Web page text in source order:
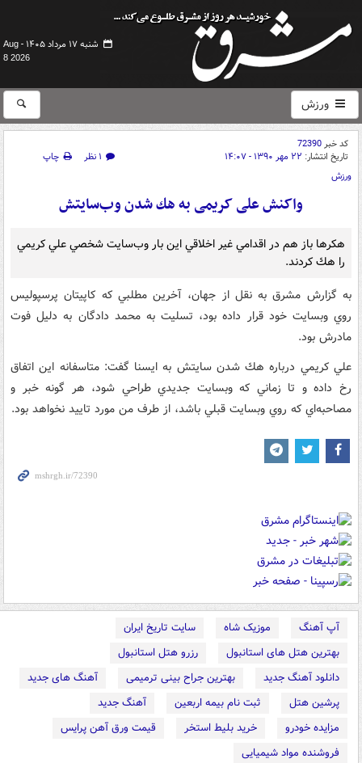
شنبه ۱۷ مرداد ۱۴۰۵ -
Aug
8 2026
ورزش
کد خبر72390
تاریخ انتشار: ۲۲ مهر ۱۳۹۰ - ۱۴:۰۷ ۱ نظر
چاپ
ورزش
واکنش علی کریمی به هك شدن وب‌سايتش
هكرها باز هم در اقدامي غير اخلاقي اين بار وب‌سايت شخصي علي كريمي
را هك كردند.
به گزارش مشرق به نقل از جهان، آخرين مطلبي كه كاپيتان پرسپوليس
روي وبسايت خود قرار داده بود، تسليت به محمد دادگان به دليل فوت
مادرش بود.
علي كريمي درباره هك شدن سايتش به ايسنا گفت: متاسفانه اين اتفاق
رخ داده و تا زماني كه وبسايت جديدي طراحي شود، هر گونه خبر و
مصاحبه‌اي كه روي وبسايت قبلي باشد، از طرف من مورد تاييد نخواهد بود.
آپ آهنگ موزیک شاه
سایت تاریخ ایران
بهترین هتل های استانبول
رزرو هتل استانبول
دانلود آهنگ جدید
بهترین جراح بینی ترمیمی
آهنگ های جدید
پرشین هتل
ثبت نام بیمه اربعین
آهنگ جدید
مزایده خودرو
خرید بلیط استخر
قیمت ورق آهن پرایس
فروشنده مواد شیمیایی